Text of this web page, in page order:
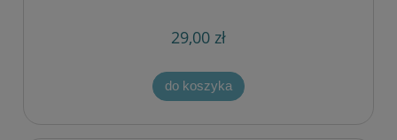
29,00 zł
do koszyka